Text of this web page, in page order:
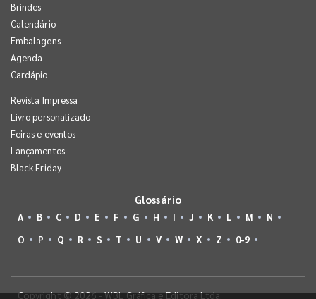
Brindes
Calendário
Embalagens
Agenda
Cardápio
Revista Impressa
Livro personalizado
Feiras e eventos
Lançamentos
Black Friday
Glossário
A B C D E F G H I J K L M
N
O
P Q R S T U V W X Z 0-9
Copyright © 2026 - WBL Gráfica e Editora Ltda.